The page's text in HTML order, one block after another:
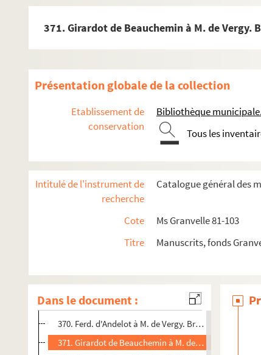
371. Girardot de Beauchemin à M. de Vergy.
Présentation globale de la collection
Etablissement de
conservation
Bibliothèque
Tous les
Intitulé de l'instrument de
recherche
Catalogue général des
Cote
Ms Granvelle 81-103
Titre
Manuscrits, fonds
Dans le document :
336. De la Tour-Moncley à M. de Vergy. Thionville, 9
342. Ferd. d'Andelot à M. de Vergy. Bruxelles, 20 août
347. Le baron de Dramelay à M. de Vergy. Bruxelles,
349. Girardot de Beauchemin à M. de Vergy. Bruxelles,
353. Ferd. d'Andelot à M. de Vergy. Bruxelles, 2
355. Le baron de Dramelay à M. de Vergy. Bruxelles, 3
361. Le baron de Dramelay à M. de Vergy. Bruxelles, 9
365. Le baron de Dramelay à M. de Vergy. Du camp
367. Girardot de Beauchemin à M. de Vergy. Bruxelles,
370. Ferd. d'Andelot à M. de Vergy. Bruxelles, 1er
371. Girardot de Beauchemin à M. de Vergy. Bruxelles,